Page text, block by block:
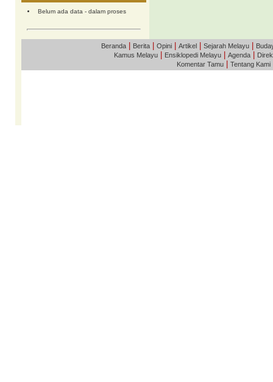
Belum ada data - dalam proses
Beranda Berita Opini Artikel Sejarah Melayu
Kamus Melayu
Ensiklopedi Melayu Agenda
Komentar Tamu
Tentang Kami